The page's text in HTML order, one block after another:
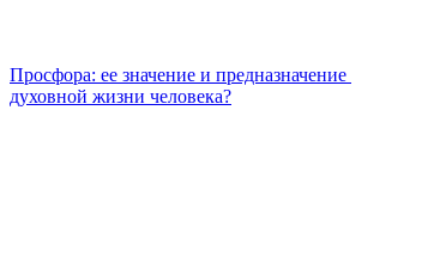
Просфора: ее значение и предназначение
духовной жизни человека?